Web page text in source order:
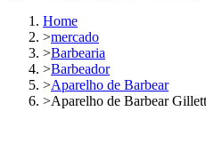
Home
>mercado
>Barbearia
>Barbeador
>Aparelho de Barbear
>Aparelho de Barbear